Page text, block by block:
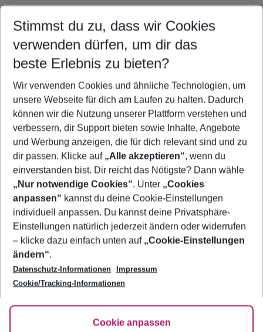
Wähle deinen Abflughafen
Beliebiger Abflughafen
Wähle deinen Reisezeitraum
5-8 Nächte
2 Erwachsene Keine Kinder
Mehr Filter anzeigen
Footer
Footer navigation
Über uns
AGB
Bestpreisgarantie
Cookie-Einstellungen ändern
Cookie-Richtlinie
Agenturbetreuung
Barrierefreies Reisen
FAQ
HanseMerkur Reiseversicherung
Folge uns
Stimmst du zu, dass wir Cookies
verwenden dürfen, um dir das
beste Erlebnis zu bieten?
Wir verwenden Cookies und ähnliche Technologien, um
unsere Webseite für dich am Laufen zu halten. Dadurch
können wir die Nutzung unserer Plattform verstehen und
verbessern, dir Support bieten sowie Inhalte, Angebote
und Werbung anzeigen, die für dich relevant sind und zu
dir passen. Klicke auf „Alle akzeptieren“, wenn du
einverstanden bist. Dir reicht das Nötigste? Dann wähle
„Nur notwendige Cookies“. Unter „Cookies
anpassen“ kannst du deine Cookie-Einstellungen
individuell anpassen. Du kannst deine Privatsphäre-
Einstellungen natürlich jederzeit ändern oder widerrufen
– klicke dazu einfach unten auf „Cookie-Einstellungen
ändern“.
Datenschutz-Informationen
Impressum
Cookie/Tracking-Informationen
Cookie anpassen